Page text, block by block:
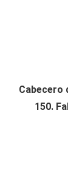
Cabecero
150.